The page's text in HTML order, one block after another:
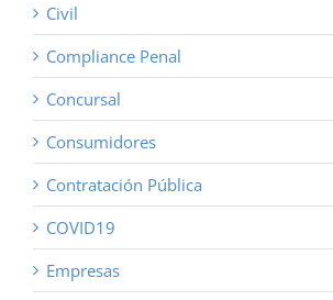
Civil
Compliance Penal
Concursal
Consumidores
Contratación Pública
COVID19
Empresas